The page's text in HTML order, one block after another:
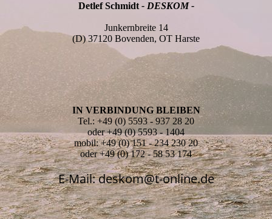
Detlef Schmidt - DESKOM -
Junkernbreite 14
(D) 37120 Bovenden, OT Harste
IN VERBINDUNG BLEIBEN
Tel.: +49 (0) 5593 - 937 28 20
oder +49 (0) 5593 - 1404
mobil: +49 (0) 151 - 234 230 20
oder +49 (0) 172 - 58 53 174
E-Mail: deskom@t-online.de